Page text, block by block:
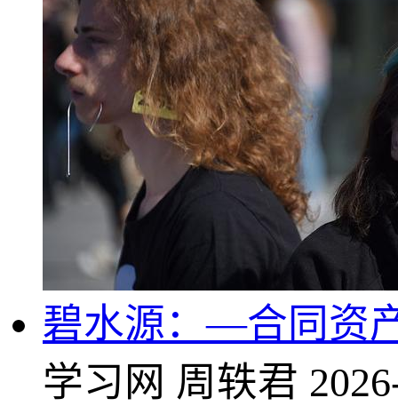
碧水源：—合同资
学习网 周轶君